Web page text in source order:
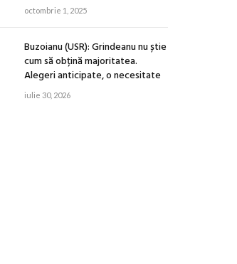
octombrie 1, 2025
Buzoianu (USR): Grindeanu nu știe
cum să obțină majoritatea.
Alegeri anticipate, o necesitate
iulie 30, 2026